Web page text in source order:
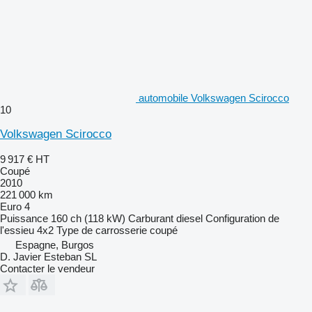
automobile Volkswagen Scirocco
10
Volkswagen Scirocco
9 917 € HT
Coupé
2010
221 000 km
Euro 4
Puissance 160 ch (118 kW) Carburant diesel Configuration de
l'essieu 4x2 Type de carrosserie coupé
Espagne, Burgos
D. Javier Esteban SL
Contacter le vendeur